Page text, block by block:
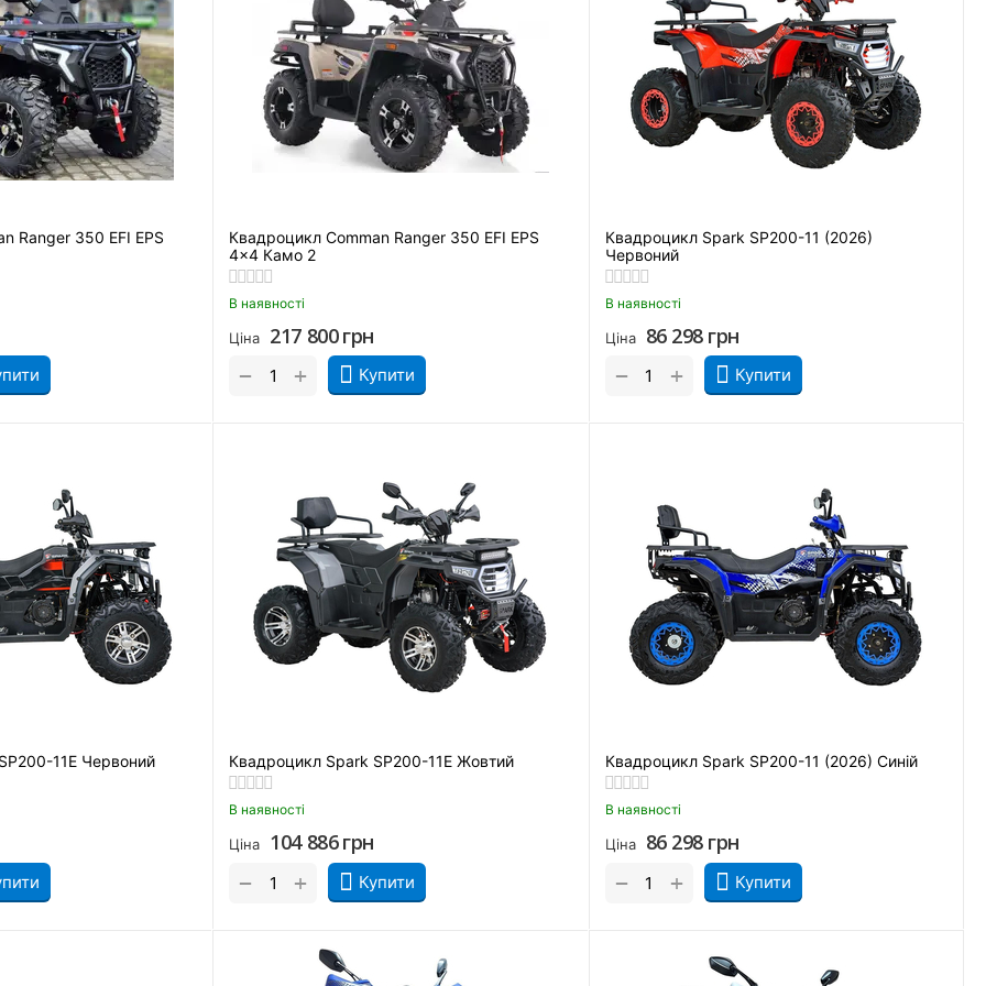
Ranger 350 EFI EPS
Квадроцикл Comman Ranger 350 EFI EPS
4×4 Камо 2
В наявності
Ціна 217 800 грн
Купити
+
−
Квадроцикл Spark SP200-11 (2026)
Червоний
В наявності
Ціна 86 298 грн
Купити
+
−
11Е Червоний Квадроцикл Spark SP200-11Е Жовтий
В наявності
Ціна 104 886 грн
Купити
+
−
Квадроцикл Spark SP200-11 (2026) Синій
В наявності
Ціна 86 298 грн
Купити
+
−